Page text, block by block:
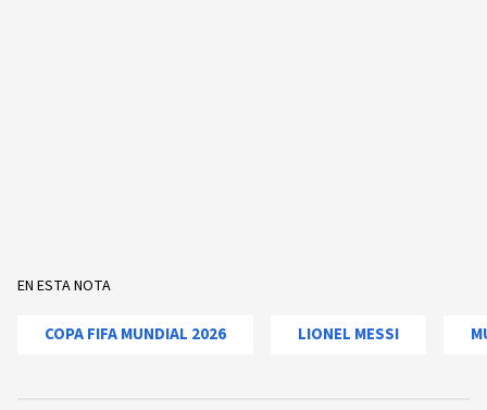
EN ESTA NOTA
COPA FIFA MUNDIAL 2026 LIONEL MESSI